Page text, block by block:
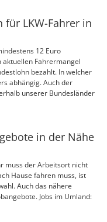
LKW-Fahrer in
12 Euro
aktuellen Fahrermangel
bezahlt. In welcher
abhängig. Auch der
unserer Bundesländer
in der Nähe
muss der Arbeitsort nicht
Hause fahren muss, ist
Auch das nähere
Jobs im Umland: